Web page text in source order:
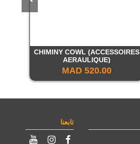
CHIMINY COWL (ACCESSOIRES
AERAULIQUE)
520.00 MAD
تابعنا